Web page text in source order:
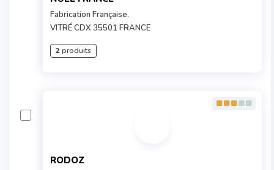
Fabrication Française.
VITRÉ CDX 35501 FRANCE
2produits
RODOZ